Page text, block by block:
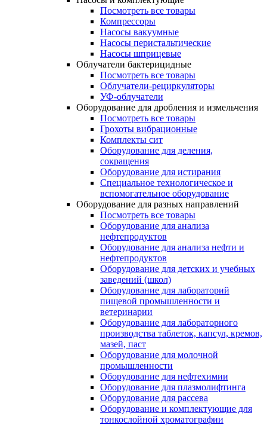
Посмотреть все товары
Компрессоры
Насосы вакуумные
Насосы перистальтические
Насосы шприцевые
Облучатели бактерицидные
Посмотреть все товары
Облучатели-рециркуляторы
УФ-облучатели
Оборудование для дробления и измельчения
Посмотреть все товары
Грохоты вибрационные
Комплекты сит
Оборудование для деления,
сокращения
Оборудование для истирания
Специальное технологическое и
вспомогательное оборудование
Оборудование для разных направлений
Посмотреть все товары
Оборудование для анализа
нефтепродуктов
Оборудование для анализа нефти и
нефтепродуктов
Оборудование для детских и учебных
заведений (школ)
Оборудование для лабораторий
пищевой промышленности и
ветеринарии
Оборудование для лабораторного
производства таблеток, капсул, кремов,
мазей, паст
Оборудование для молочной
промышленности
Оборудование для нефтехимии
Оборудование для плазмолифтинга
Оборудование для рассева
Оборудование и комплектующие для
тонкослойной хроматографии